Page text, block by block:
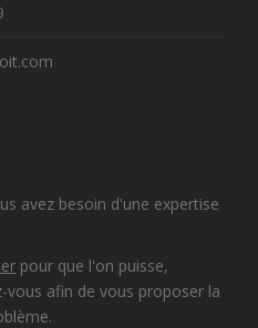
avez besoin d'une expertise
pour que l'on puisse,
vous afin de vous proposer la